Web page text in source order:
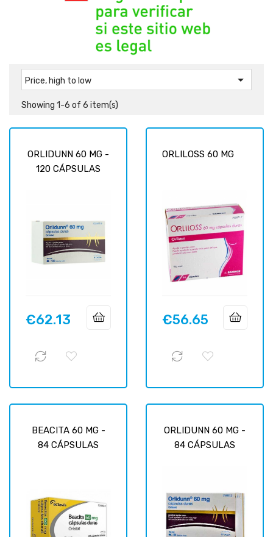
Price, high to low 
Showing 1-6 of 6 item(s)
ORLIDUNN 60 MG -
120 CÁPSULAS
Price
€62.13
ORLILOSS 60 MG
Price
€56.65
BEACITA 60 MG -
84 CÁPSULAS
ORLIDUNN 60 MG -
84 CÁPSULAS